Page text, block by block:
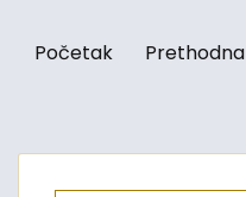
Početak Prethodna